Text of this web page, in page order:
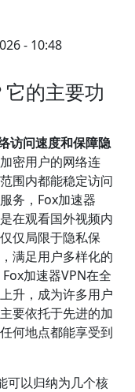
- 10:48
的主要功
访问速度和保障隐
密用户的网络连
围内都能稳定访问
务，Fox加速器
在观看国外视频内
仅局限于隐私保
满足用户多样化的
加速器VPN在全
升，成为许多用户
要依托于先进的加
何地点都能享受到
可以归纳为几个核